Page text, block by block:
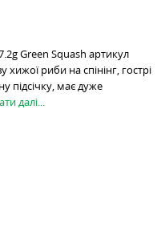
Green Squash артикул
риби на спінінг, гострі
підсічку, має дуже
далі...